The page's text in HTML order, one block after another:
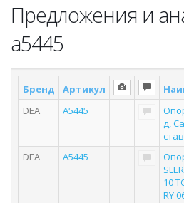
Предложения и
a5445
Бренд Артикул
DEA
A5445
д,
DEA A5445
10
RY